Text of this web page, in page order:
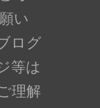
い
ログ
等は
理解